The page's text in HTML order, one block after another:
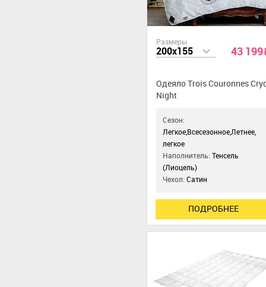
Размеры
200x155 43 199
Одеяло Trois Couronnes
Night
Сезон:
Легкое,Всесезонное,Летнее,
легкое
Наполнитель:Тенсель
(Лиоцель)
Чехол:Сатин
ПОДРОБНЕЕ